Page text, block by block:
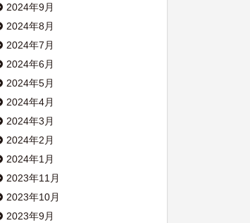
2024年9月
2024年8月
2024年7月
2024年6月
2024年5月
2024年4月
2024年3月
2024年2月
2024年1月
2023年11月
2023年10月
2023年9月